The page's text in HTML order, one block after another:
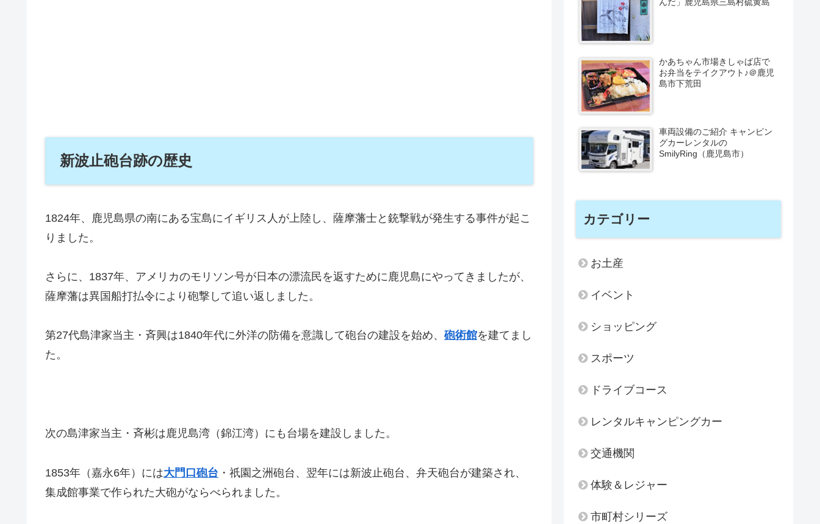
新波止砲台跡の歴史
1824年、鹿児島県の南にある宝島にイギリス人が上陸し、薩摩藩士と銃撃戦が発生する事件が起こ
りました。
さらに、1837年、アメリカのモリソン号が日本の漂流民を返すために鹿児島にやってきましたが、
薩摩藩は異国船打払令により砲撃して追い返しました。
第27代島津家当主・斉興は1840年代に外洋の防備を意識して砲台の建設を始め、 砲術館を建てまし
た。
次の島津家当主・斉彬は鹿児島湾（錦江湾）にも台場を建設しました。
1853年（嘉永6年）には大門口砲台 ・祇園之洲砲台、翌年には新波止砲台、弁天砲台が建築され、
集成館事業で作られた大砲がならべられました。
かあちゃん市場きしゃば店で
お弁当をテイクアウト♪＠鹿児
島市下荒田
車両設備のご紹介 キャンピン
グカーレンタルの
SmilyRing（鹿児島市）
カテゴリー
お土産
イベント
ショッピング
スポーツ
ドライブコース
レンタルキャンピングカー
交通機関
体験＆レジャー
市町村シリーズ